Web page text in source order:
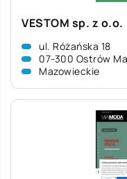
VESTOM sp. z o.o.
ul. Różańska 18
07-300 Ostrów
Mazowieckie